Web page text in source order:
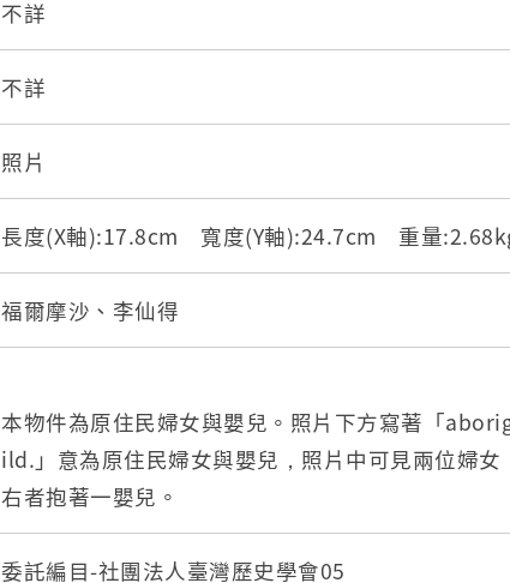
不詳
不詳
照片
長度(X軸):17.8cm 寬度(Y軸):24.7cm 重量
福爾摩沙、李仙得
本物件為原住民婦女與嬰兒。照片下方寫著「
ild.」意為原住民婦女與嬰兒，照片中可見兩位婦女
右者抱著一嬰兒。
委託編目-社團法人臺灣歷史學會05